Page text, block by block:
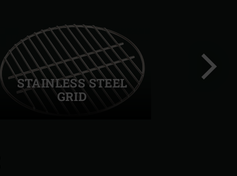
STAINLESS STEEL
GRID